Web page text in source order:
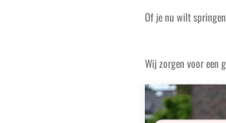
Of je nu wilt
Wij zorgen voor een